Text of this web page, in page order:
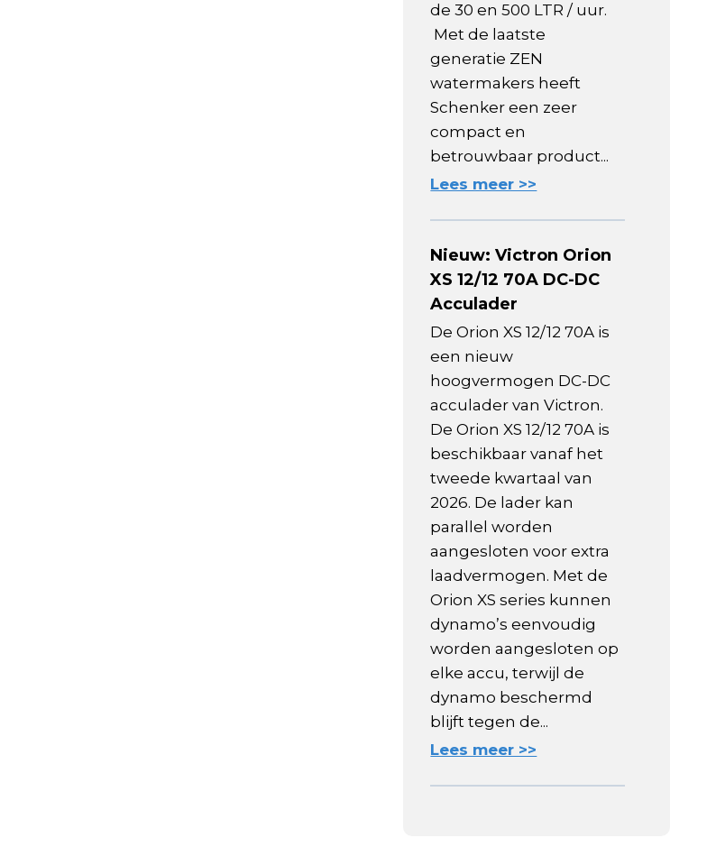
de 30 en 500 LTR / uur.
Met de laatste
generatie ZEN
watermakers heeft
Schenker een zeer
compact en
betrouwbaar product...
Lees meer >>
Nieuw: Victron Orion
XS 12/12 70A DC-DC
Acculader
De Orion XS 12/12 70A is
een nieuw
hoogvermogen DC-DC
acculader van Victron.
De Orion XS 12/12 70A is
beschikbaar vanaf het
tweede kwartaal van
2026. De lader kan
parallel worden
aangesloten voor extra
laadvermogen. Met de
Orion XS series kunnen
dynamo’s eenvoudig
worden aangesloten op
elke accu, terwijl de
dynamo beschermd
blijft tegen de...
Lees meer >>